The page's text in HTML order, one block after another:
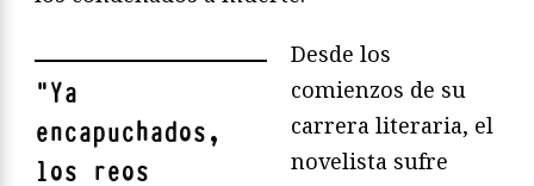
"Ya
encapuchados,
los reos
Desde los
comienzos de su
carrera literaria, el
novelista sufre